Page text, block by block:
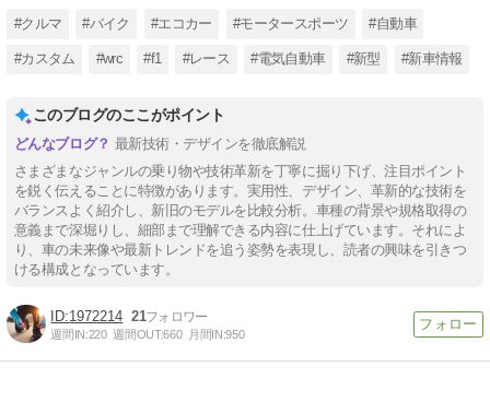
#クルマ #バイク #エコカー #モータースポーツ #自動車
#カスタム #wrc #f1 #レース #電気自動車 #新型 #新車情報
このブログのここがポイント
最新技術・デザインを徹底解説
さまざまなジャンルの乗り物や技術革新を丁寧に掘り下げ、注目ポイント
を鋭く伝えることに特徴があります。実用性、デザイン、革新的な技術を
バランスよく紹介し、新旧のモデルを比較分析。車種の背景や規格取得の
意義まで深堀りし、細部まで理解できる内容に仕上げています。それによ
り、車の未来像や最新トレンドを追う姿勢を表現し、読者の興味を引きつ
ける構成となっています。
1972214 21
週間IN:220 週間OUT:660 月間IN:950